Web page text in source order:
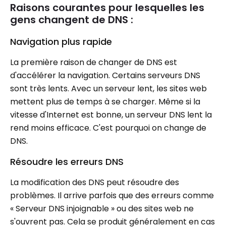
Raisons courantes pour lesquelles les
gens changent de DNS :
Navigation plus rapide
La première raison de changer de DNS est
d'accélérer la navigation. Certains serveurs DNS
sont très lents. Avec un serveur lent, les sites web
mettent plus de temps à se charger. Même si la
vitesse d'Internet est bonne, un serveur DNS lent la
rend moins efficace. C'est pourquoi on change de
DNS.
Résoudre les erreurs DNS
La modification des DNS peut résoudre des
problèmes. Il arrive parfois que des erreurs comme
« Serveur DNS injoignable » ou des sites web ne
s'ouvrent pas. Cela se produit généralement en cas